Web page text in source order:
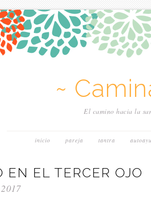
~
El camino hacia la
inicio pareja tantra
EN EL TERCER OJO